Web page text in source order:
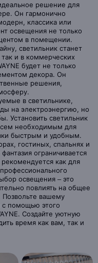
решение для
Он гармонично
классика или
освещения не только
в помещении.
светильник станет
и в коммерческих
будет не только
декора. Он
решения,
в светильнике,
на электроэнергию, но
Установить светильник
необходимым для
быстрым и удобным.
гостиных, спальнях и
ограничивается
как для
освещения – это
повлиять на общее
Позвольте вашему
с помощью этого
Создайте уютную
время как вам, так и